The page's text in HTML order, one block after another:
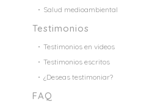
Salud medioambiental
Testimonios
Testimonios en videos
Testimonios escritos
¿Deseas testimoniar?
FAQ